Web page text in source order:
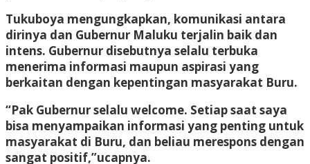
Tukuboya mengungkapkan, komunikasi antara
dirinya dan Gubernur Maluku terjalin baik dan
intens. Gubernur disebutnya selalu terbuka
menerima informasi maupun aspirasi yang
berkaitan dengan kepentingan masyarakat Buru.
“Pak Gubernur selalu welcome. Setiap saat saya
bisa menyampaikan informasi yang penting untuk
masyarakat di Buru, dan beliau merespons dengan
sangat positif,”ucapnya.